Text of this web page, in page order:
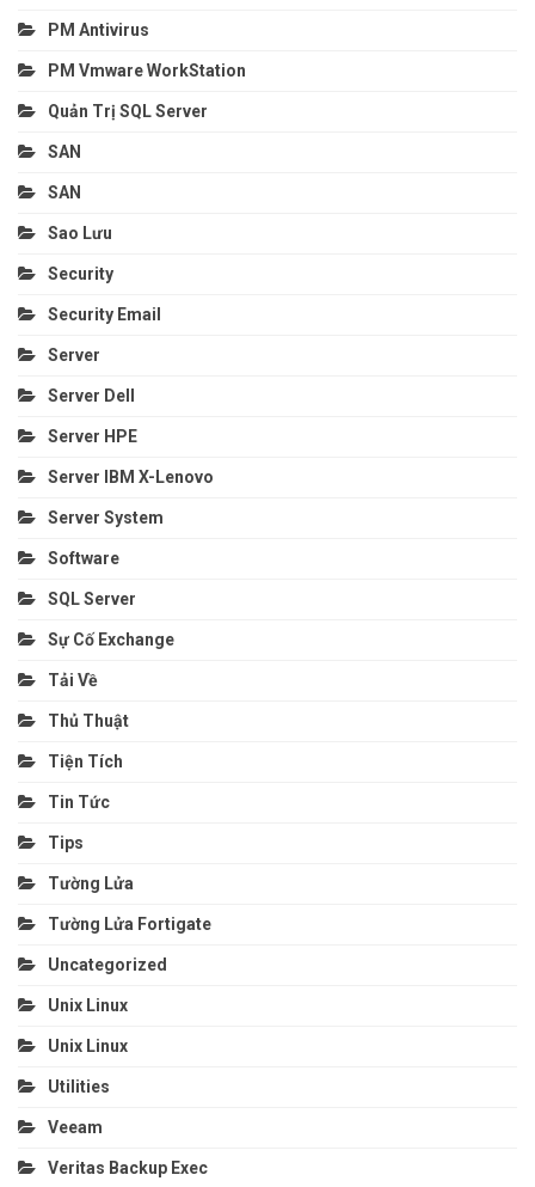
PM Antivirus
PM Vmware WorkStation
Quản Trị SQL Server
SAN
SAN
Sao Lưu
Security
Security Email
Server
Server Dell
Server HPE
Server IBM X-Lenovo
Server System
Software
SQL Server
Sự Cố Exchange
Tải Về
Thủ Thuật
Tiện Tích
Tin Tức
Tips
Tường Lửa
Tường Lửa Fortigate
Uncategorized
Unix Linux
Unix Linux
Utilities
Veeam
Veritas Backup Exec